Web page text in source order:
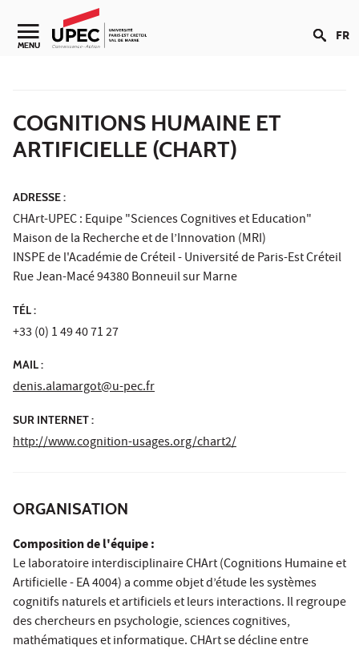
Aller au contenu
Navigation secondaire
MENU FR
COGNITIONS HUMAINE ET
ARTIFICIELLE (CHART)
ADRESSE :
CHArt-UPEC : Equipe "Sciences Cognitives et Education"
Maison de la Recherche et de l’Innovation (MRI)
INSPE de l'Académie de Créteil - Université de Paris-Est Créteil
Rue Jean-Macé 94380 Bonneuil sur Marne
TÉL :
+33 (0) 1 49 40 71 27
MAIL :
denis.alamargot@u-pec.fr
SUR INTERNET :
http://www.cognition-usages.org/chart2/
ORGANISATION
Composition de l'équipe :
Le laboratoire interdisciplinaire CHArt (Cognitions Humaine et
Artificielle - EA 4004) a comme objet d’étude les systèmes
cognitifs naturels et artificiels et leurs interactions. Il regroupe
des chercheurs en psychologie, sciences cognitives,
mathématiques et informatique. CHArt se décline entre